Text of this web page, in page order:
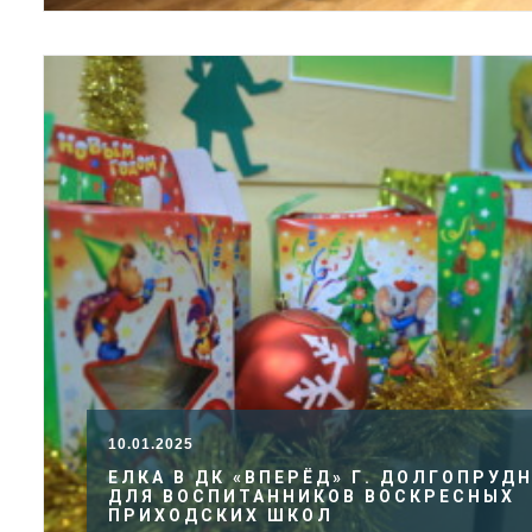
10.01.2025
ЕЛКА В ДК «ВПЕРЁД» Г.
ДЛЯ ВОСПИТАННИКОВ ВОСКРЕСНЫХ
ПРИХОДСКИХ ШКОЛ